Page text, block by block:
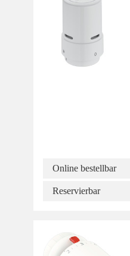
Online bestellbar
Reservierbar